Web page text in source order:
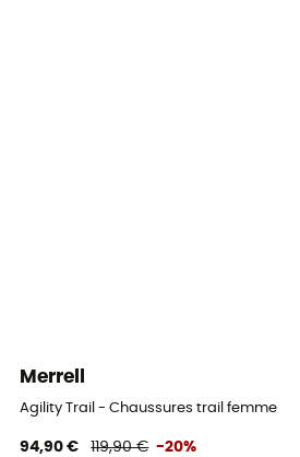
0 mm
Merrell
Agility Trail - Chaussures trail femme
94,90 € 119,90 € -20%